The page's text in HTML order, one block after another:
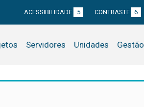
ACESSIBILIDADE 5 CONTRASTE 6
Servidores Unidades Gestão